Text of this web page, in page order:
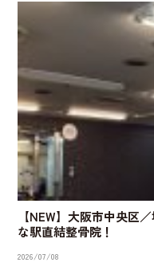
【NEW】大阪市中央区
な駅直結整骨院！
2026/07/08